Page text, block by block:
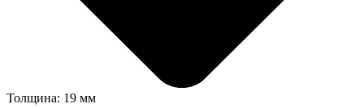
Толщина: 19 мм